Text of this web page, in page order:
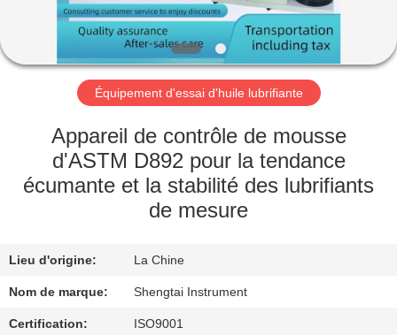
SUJET
DE
NOUS
VISITE
D'USINE
QUALITÉ
CONTACTEZ-
Équipement d'essai d'huile lubrifiante
Appareil de contrôle de mousse
d'ASTM D892 pour la tendance
écumante et la stabilité des lubrifiants
de mesure
Lieu d'origine: La Chine
Nom de marque: Shengtai Instrument
Certification: ISO9001